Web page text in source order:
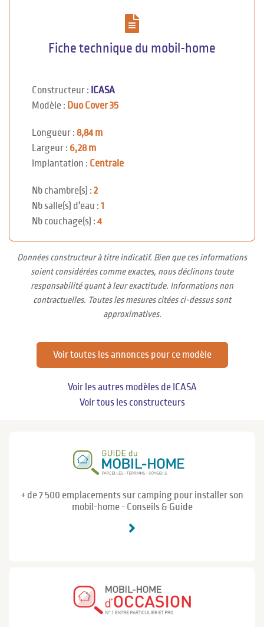
Fiche technique du mobil-home
Constructeur : ICASA
Modèle : Duo Cover 35
Longueur : 8,84 m
Largeur : 6,28 m
Implantation : Centrale
Nb chambre(s) : 2
Nb salle(s) d'eau : 1
Nb couchage(s) : 4
Données constructeur à titre indicatif. Bien que ces informations
soient considérées comme exactes, nous déclinons toute
responsabilité quant à leur exactitude. Informations non
contractuelles. Toutes les mesures citées ci-dessus sont
approximatives.
Voir toutes les annonces pour ce modèle
Voir les autres modèles de ICASA
Voir tous les constructeurs
+ de 7 500 emplacements sur camping pour installer son
mobil-home - Conseils & Guide